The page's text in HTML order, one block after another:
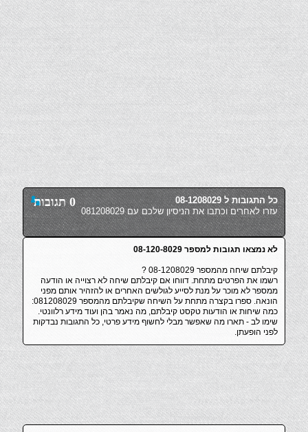
0 תגובות
כל התגובות ל 08-1208029
עזרו לאחרים וכתבו את הניסיון שלכם עם 081208029
לא נמצאו תגובות למספר 08-120-8029
קיבלתם שיחה מהמספר 08-1208029 ?
רשמו את הפרטים מתחת. דווחו אם קיבלתם שיחה לא רצוייה או הודעה
ממספר לא מוכר על מנת לסייע לגולשים האחרים או להזהיר אותם מפני
הונאה. ספרו בקצרה מתחת על השיחה שקיבלתם מהמספר 081208029:
כמה שיחות או הודעות טקסט קיבלתם, מה נאמר בהן ועוד מידע רלוונטי.
שימו לב - תארו מה שאפשר מבלי לחשוף מידע פרטי, כל התגובות נבדקות
לפני הופעתן.